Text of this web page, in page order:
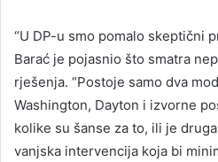
“U DP-u smo pomalo skeptični
Barać je pojasnio što smatra
rješenja. “Postoje samo dva
Washington, Dayton i izvorne
kolike su šanse za to, ili je
vanjska intervencija koja bi